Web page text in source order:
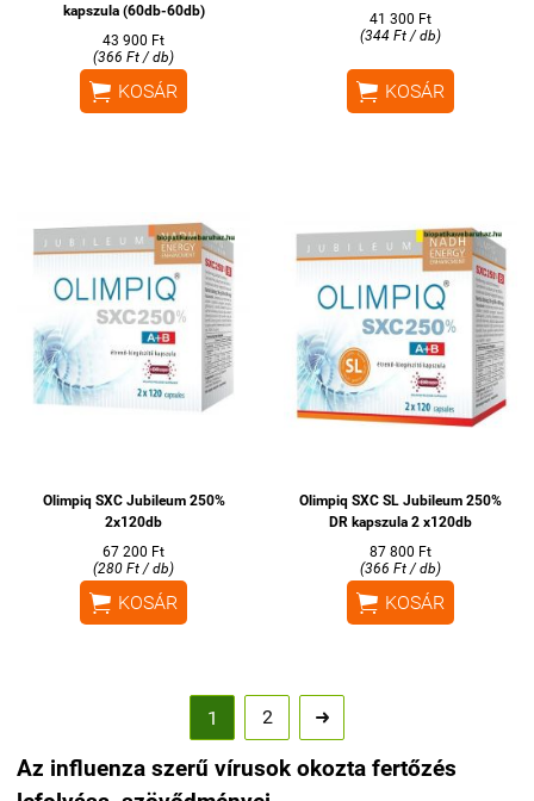
kapszula (60db-60db)
43 900 Ft
(366 Ft / db)
 KOSÁR
41 300 Ft
(344 Ft / db)
 KOSÁR
Olimpiq SXC Jubileum 250%
2x120db
67 200 Ft
(280 Ft / db)
 KOSÁR
Olimpiq SXC SL Jubileum 250%
DR kapszula 2 x120db
87 800 Ft
(366 Ft / db)
 KOSÁR
1 2 
Az influenza szerű vírusok okozta fertőzés